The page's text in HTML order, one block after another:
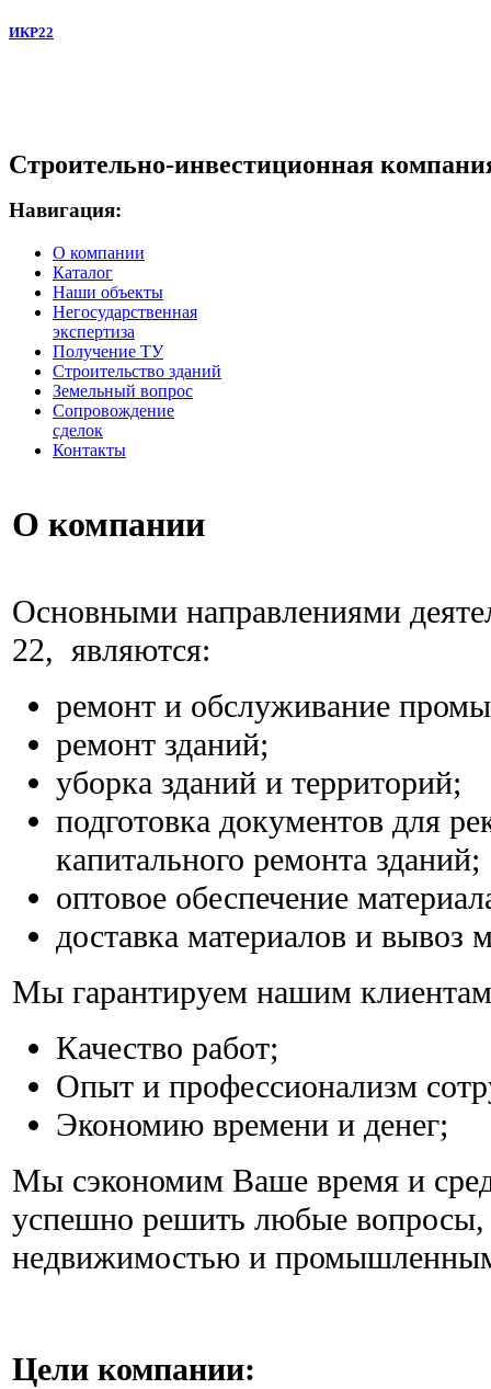
ИКР22
Строительно-инвестиционная
Навигация:
О компании
Каталог
Наши объекты
Негосударственная
экспертиза
Получение ТУ
Строительство зданий
Земельный вопрос
Сопровождение
сделок
Контакты
О компании
Основными направлениями
22, являются:
ремонт и обслуживание
ремонт зданий;
уборка зданий и территорий;
подготовка документов для
капитального ремонта зданий;
оптовое обеспечение
доставка материалов и вывоз
Мы гарантируем нашим
Качество работ;
Опыт и профессионализм
Экономию времени и денег;
Мы сэкономим Ваше время и
успешно решить любые вопросы,
недвижимостью и
Цели компании: